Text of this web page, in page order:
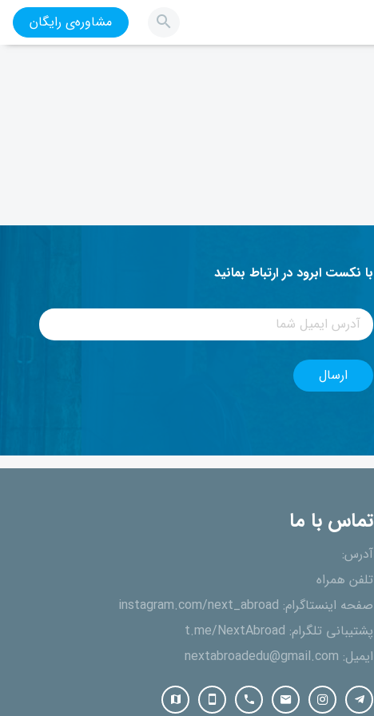
مشاوره‌ی رایگان
با نکست ابرود در ارتباط بمانید
تماس با ما
آدرس:
تلفن همراه
صفحه اینستاگرام: instagram.com/next_abroad
پشتیبانی تلگرام: t.me/NextAbroad
ایمیل: nextabroadedu@gmail.com